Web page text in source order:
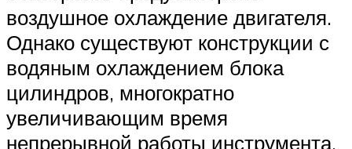
воздушное охлаждение двигателя.
Однако существуют конструкции с
водяным охлаждением блока
цилиндров, многократно
увеличивающим время
непрерывной работы инструмента.